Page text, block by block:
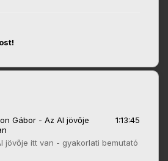
Gábor - Az AI jövője
1:13:45
jövője itt van - gyakorlati bemutató